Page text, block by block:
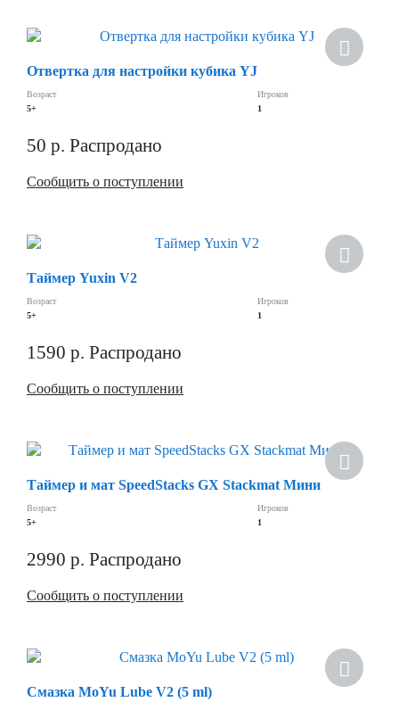
Отвертка для настройки кубика YJ
Возраст
5+
Игроков
1
50 р. Распродано
Сообщить о поступлении
Таймер Yuxin V2
Возраст
5+
Игроков
1
1590 р. Распродано
Сообщить о поступлении
Таймер и мат SpeedStacks GX Stackmat Мини
Возраст
5+
Игроков
1
2990 р. Распродано
Сообщить о поступлении
Смазка MoYu Lube V2 (5 ml)